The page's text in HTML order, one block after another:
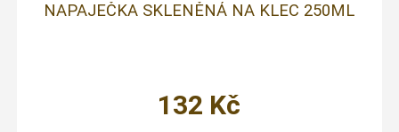
NAPAJEČKA SKLENĚNÁ NA KLEC 250ML
132 Kč